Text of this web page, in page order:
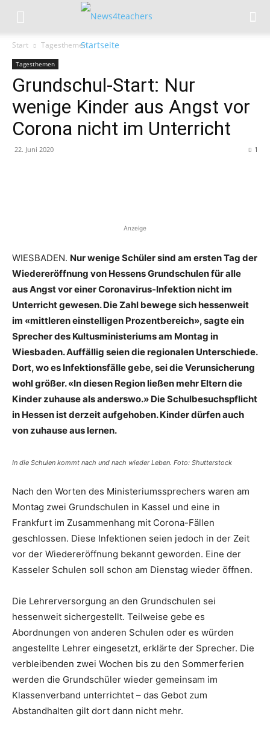
Start Tagesthemen
Tagesthemen
Grundschul-Start: Nur
wenige Kinder aus Angst vor
Corona nicht im Unterricht
22. Juni 2020 1
Anzeige
WIESBADEN. Nur wenige Schüler sind am ersten Tag der
Wiedereröffnung von Hessens Grundschulen für alle
aus Angst vor einer Coronavirus-Infektion nicht im
Unterricht gewesen. Die Zahl bewege sich hessenweit
im «mittleren einstelligen Prozentbereich», sagte ein
Sprecher des Kultusministeriums am Montag in
Wiesbaden. Auffällig seien die regionalen Unterschiede.
Dort, wo es Infektionsfälle gebe, sei die Verunsicherung
wohl größer. «In diesen Region ließen mehr Eltern die
Kinder zuhause als anderswo.» Die Schulbesuchspflicht
in Hessen ist derzeit aufgehoben. Kinder dürfen auch
von zuhause aus lernen.
In die Schulen kommt nach und nach wieder Leben. Foto: Shutterstock
Nach den Worten des Ministeriumssprechers waren am
Montag zwei Grundschulen in Kassel und eine in
Frankfurt im Zusammenhang mit Corona-Fällen
geschlossen. Diese Infektionen seien jedoch in der Zeit
vor der Wiedereröffnung bekannt geworden. Eine der
Kasseler Schulen soll schon am Dienstag wieder öffnen.
Die Lehrerversorgung an den Grundschulen sei
hessenweit sichergestellt. Teilweise gebe es
Abordnungen von anderen Schulen oder es würden
angestellte Lehrer eingesetzt, erklärte der Sprecher. Die
verbleibenden zwei Wochen bis zu den Sommerferien
werden die Grundschüler wieder gemeinsam im
Klassenverband unterrichtet – das Gebot zum
Abstandhalten gilt dort dann nicht mehr.